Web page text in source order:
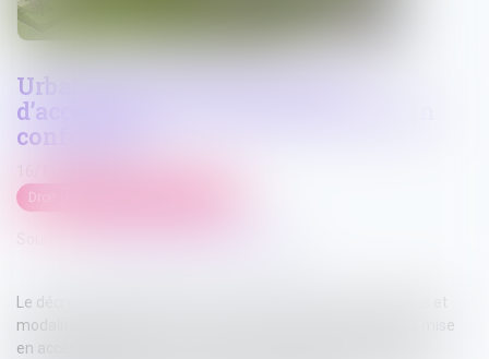
Urbanisme : fonds territorial
d’accessibilité et travaux de mise en
conformité
Droit public
Le décret n° 2023-993 du 27 octobre 2023 fixe les conditions et
modalités de calcul et de versement de l'aide financière de mise
en accessibilité des micro, petites et moyennes entreprises